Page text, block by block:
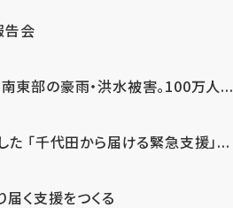
告会
東部の豪雨・洪水被害。100万人...
た 「千代田から届ける緊急支援」...
届く支援をつくる